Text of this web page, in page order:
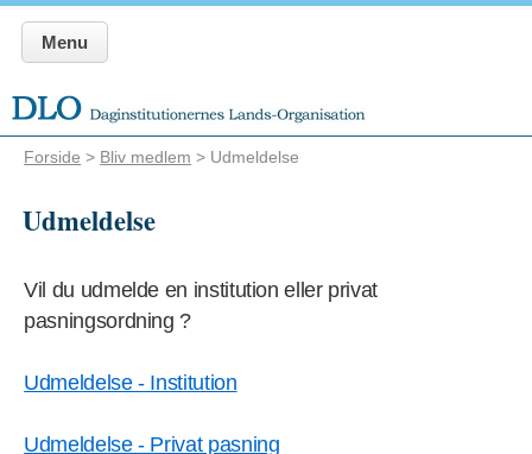
Menu
Forside > Bliv medlem > Udmeldelse
Udmeldelse
Vil du udmelde en institution eller privat
pasningsordning ?
Udmeldelse - Institution
Udmeldelse - Privat pasning